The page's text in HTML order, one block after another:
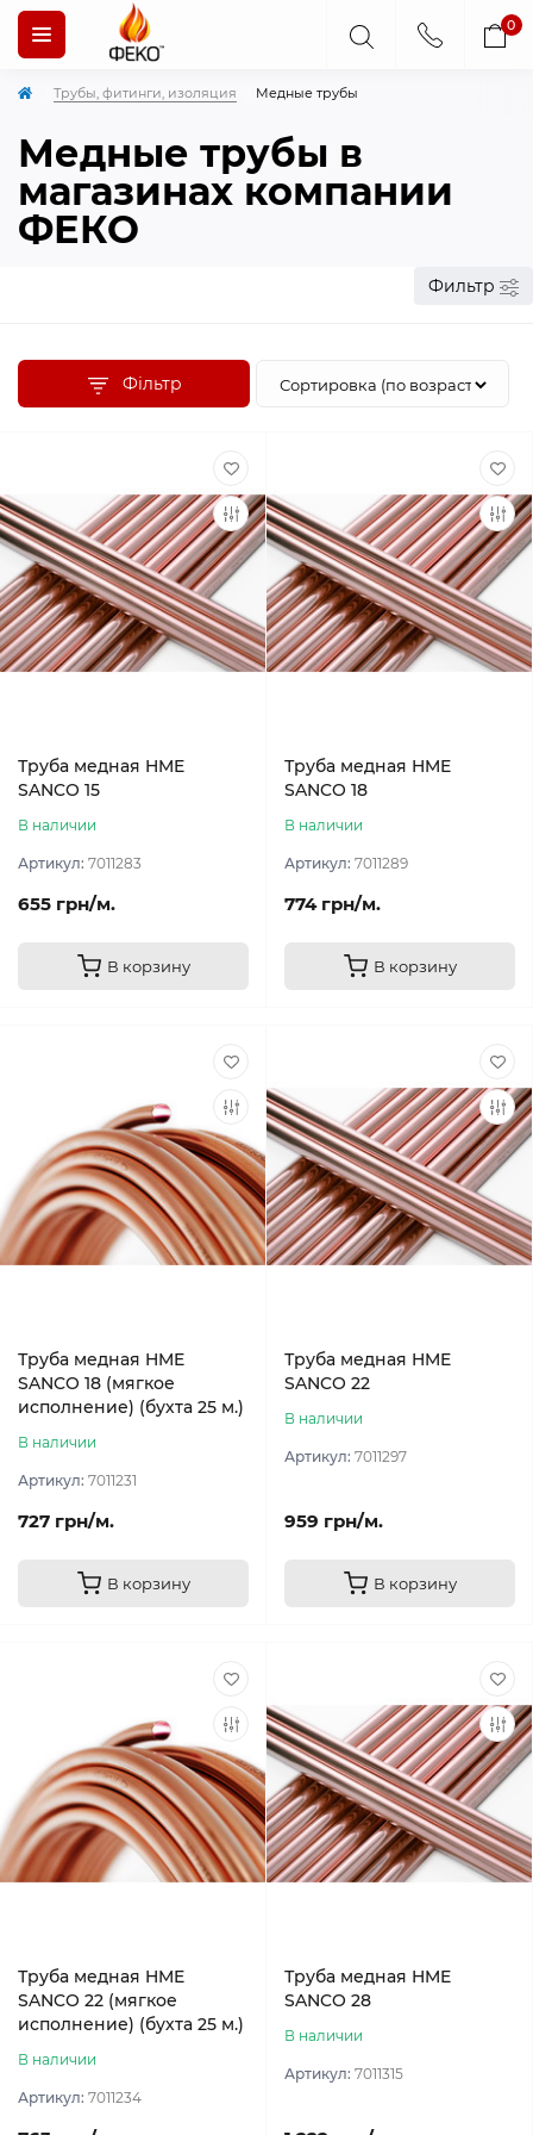
0
Трубы, фитинги, изоляция Медные трубы
Медные трубы в
магазинах компании
ФЕКО
Фильтр
Фільтр
Труба медная HME
SANCO 15
В наличии
Артикул: 7011283
655 грн/м.
В корзину
Труба медная HME
SANCO 18
В наличии
Артикул: 7011289
774 грн/м.
В корзину
Труба медная HME
SANCO 18 (мягкое
исполнение) (бухта 25 м.)
В наличии
Артикул: 7011231
727 грн/м.
В корзину
Труба медная HME
SANCO 22
В наличии
Артикул: 7011297
959 грн/м.
В корзину
Труба медная HME
SANCO 22 (мягкое
исполнение) (бухта 25 м.)
В наличии
Артикул: 7011234
Труба медная HME
SANCO 28
В наличии
Артикул: 7011315